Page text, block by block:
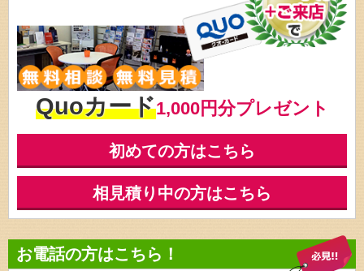
Quoカード1,000円分プレゼント
初めての方はこちら
相見積り中の方はこちら
お電話の方はこちら！